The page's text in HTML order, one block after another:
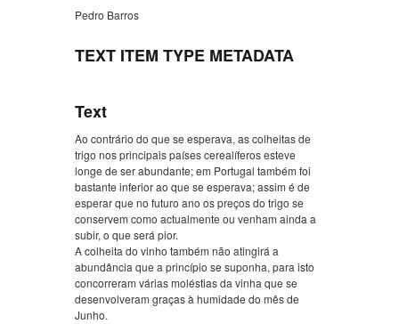
Pedro Barros
TEXT ITEM TYPE METADATA
Text
Ao contrário do que se esperava, as colheitas de
trigo nos principais países cerealíferos esteve
longe de ser abundante; em Portugal também foi
bastante inferior ao que se esperava; assim é de
esperar que no futuro ano os preços do trigo se
conservem como actualmente ou venham ainda a
subir, o que será pior.
A colheita do vinho também não atingirá a
abundância que a princípio se suponha, para isto
concorreram várias moléstias da vinha que se
desenvolveram graças à humidade do mês de
Junho.